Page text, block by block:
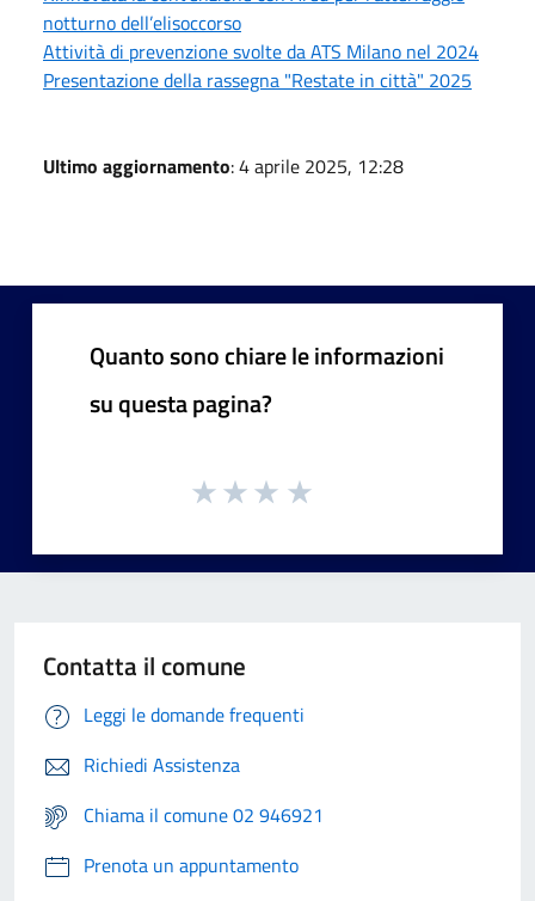
notturno dell’elisoccorso
Attività di prevenzione svolte da ATS Milano nel 2024
Presentazione della rassegna "Restate in città" 2025
Ultimo aggiornamento: 4 aprile 2025, 12:28
Quanto sono chiare le informazioni
su questa pagina?
Contatta il comune
Leggi le domande frequenti
Richiedi Assistenza
Chiama il comune 02 946921
Prenota un appuntamento